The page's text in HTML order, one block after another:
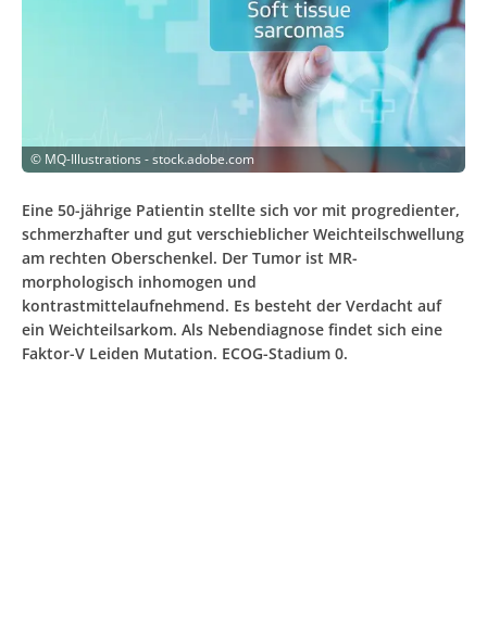
© MQ-Illustrations - stock.adobe.com
Eine 50-jährige Patientin stellte sich vor mit progredienter,
schmerzhafter und gut verschieblicher Weichteilschwellung
am rechten Oberschenkel. Der Tumor ist MR-
morphologisch inhomogen und
kontrastmittelaufnehmend. Es besteht der Verdacht auf
ein Weichteilsarkom. Als Nebendiagnose findet sich eine
Faktor-V Leiden Mutation. ECOG-Stadium 0.